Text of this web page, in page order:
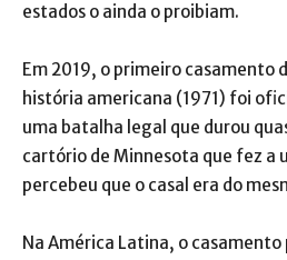
estados o ainda o proibiam.
Em 2019, o primeiro casamento
história americana (1971) foi
uma batalha legal que durou
cartório de Minnesota que fez a
percebeu que o casal era do
Na América Latina, o